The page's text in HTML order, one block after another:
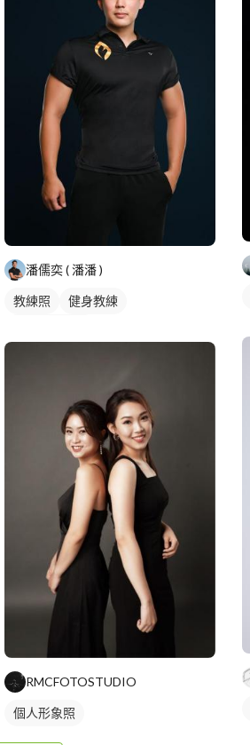
潘儒奕 ( 潘潘 )
教練照
健身教練
RMCFOTOSTUDIO
個人形象照